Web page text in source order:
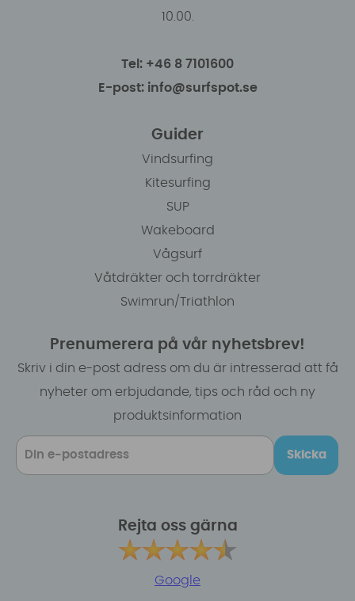
10.00.
Tel: +46 8 7101600
E-post: info@surfspot.se
Guider
Vindsurfing
Kitesurfing
SUP
Wakeboard
Vågsurf
Våtdräkter och torrdräkter
Swimrun/Triathlon
Prenumerera på vår nyhetsbrev!
Skriv i din e-post adress om du är intresserad att få
nyheter om erbjudande, tips och råd och ny
produktsinformation
Skicka
Rejta oss gärna
Google